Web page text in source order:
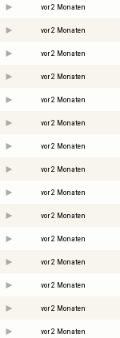
vor 2 Monaten
vor 2 Monaten
vor 2 Monaten
vor 2 Monaten
vor 2 Monaten
vor 2 Monaten
vor 2 Monaten
vor 2 Monaten
vor 2 Monaten
vor 2 Monaten
vor 2 Monaten
vor 2 Monaten
vor 2 Monaten
vor 2 Monaten
vor 2 Monaten